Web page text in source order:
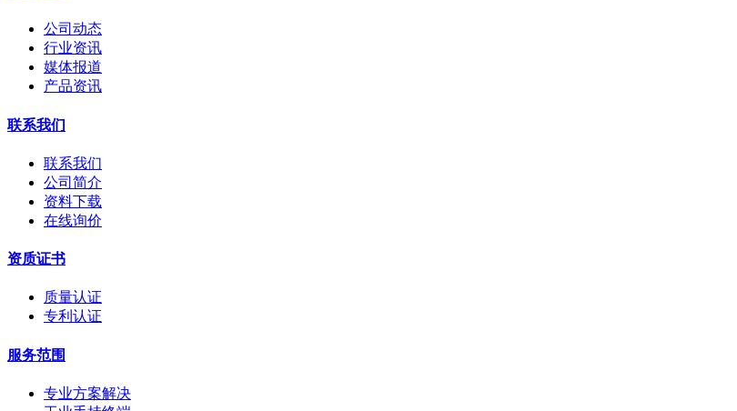
公司动态
行业资讯
媒体报道
产品资讯
联系我们
联系我们
公司简介
资料下载
在线询价
资质证书
质量认证
专利认证
服务范围
专业方案解决